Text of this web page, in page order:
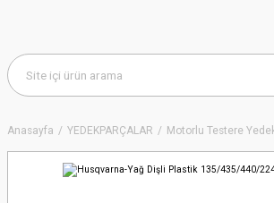
Anasayfa YEDEKPARÇALAR Motorlu Testere